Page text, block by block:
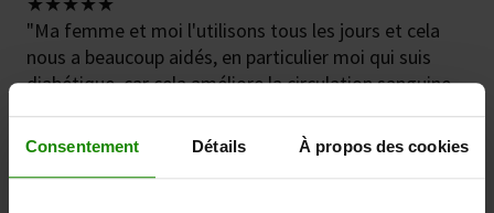
Consentement Détails À propos des cookies
"Ma femme et moi l'utilisons tous les jours et cela
nous a beaucoup aidés, en particulier moi qui suis
diabétique, car cela améliore la circulation sanguine
dans mes jambes."
Andy Robinson -Trustpilot Reviewer